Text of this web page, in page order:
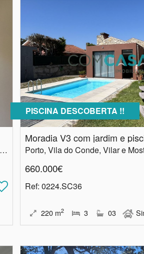
Porto, Matosinhos, Matosinhos e Leça da Palmeira
PISCINA DESCOBERTA !!
Porto, Vila do Conde, Vilar e
660.000€
Ref: 0224.SC36
220 m2 3 03